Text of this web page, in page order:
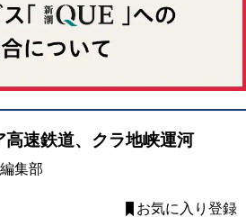
高速鉄道、クラ地峡運河
集部
お気に入り登録